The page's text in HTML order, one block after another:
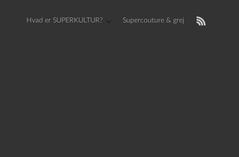
Hvad er SUPERKULTUR? Supercouture & grej